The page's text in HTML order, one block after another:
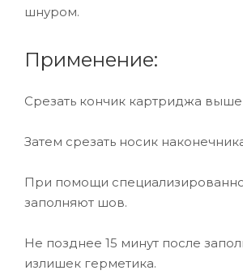
шнуром.
Применение:
Срезать кончик картриджа выше
Затем срезать носик
При помощи
заполняют шов.
Не позднее 15 минут после
излишек герметика.